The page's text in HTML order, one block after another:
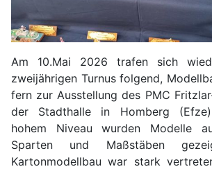
Am 10.Mai 2026 trafen sich
zweijährigen Turnus folgend,
fern zur Ausstellung des PMC
der Stadthalle in Homberg
hohem Niveau wurden Modelle
Sparten und Maßstäben
Kartonmodellbau war stark